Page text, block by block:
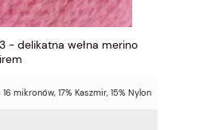
- delikatna wełna merino
mikronów, 17% Kaszmir, 15% Nylon